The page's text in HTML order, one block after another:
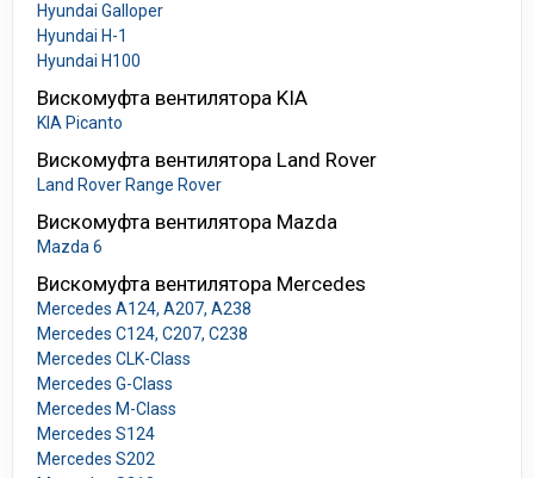
Hyundai Galloper
Hyundai H-1
Hyundai H100
Вискомуфта вентилятора KIA
KIA Picanto
Вискомуфта вентилятора Land Rover
Land Rover Range Rover
Вискомуфта вентилятора Mazda
Mazda 6
Вискомуфта вентилятора Mercedes
Mercedes A124, A207, A238
Mercedes C124, C207, C238
Mercedes CLK-Class
Mercedes G-Class
Mercedes M-Class
Mercedes S124
Mercedes S202